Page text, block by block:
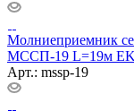
Молниеприемник
МССП-19 L=19м
Арт.: mssp-19